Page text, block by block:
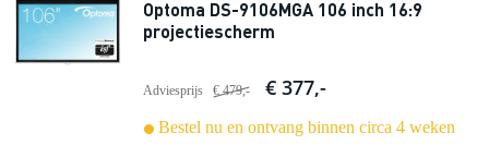
Optoma DS-9106MGA 106 inch 16:9
projectiescherm
Adviesprijs € 479,- € 377,-
Bestel nu en ontvang binnen circa 4 weken